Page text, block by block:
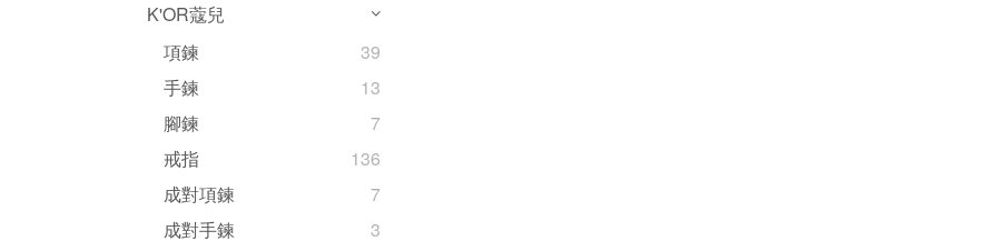
K'OR蔻兒
項鍊
39
手鍊
13
腳鍊
7
戒指
136
成對項鍊
7
成對手鍊
3